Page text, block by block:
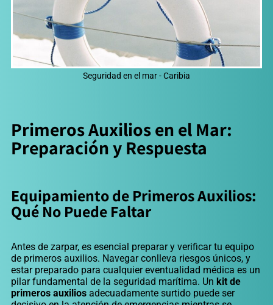
Seguridad en el mar - Caribia
Primeros Auxilios en el Mar:
Preparación y Respuesta
Equipamiento de Primeros Auxilios:
Qué No Puede Faltar
Antes de zarpar, es esencial preparar y verificar tu equipo
de primeros auxilios. Navegar conlleva riesgos únicos, y
estar preparado para cualquier eventualidad médica es un
pilar fundamental de la seguridad marítima. Un kit de
primeros auxilios adecuadamente surtido puede ser